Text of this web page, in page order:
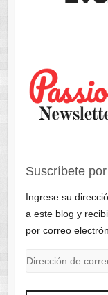
Suscríbete
Ingrese su
a este blog y
por correo